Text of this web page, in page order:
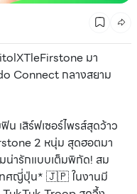
มา
Connect กลางสยาม
เสิร์ฟเซอร์ไพรส์สุดว้าว
2 หนุ่ม สุดฮอตมา
น่ารักแบบเต็มพิกัด! สม
ทศญี่ปุ่น* 🇯🇵 ในงานมี